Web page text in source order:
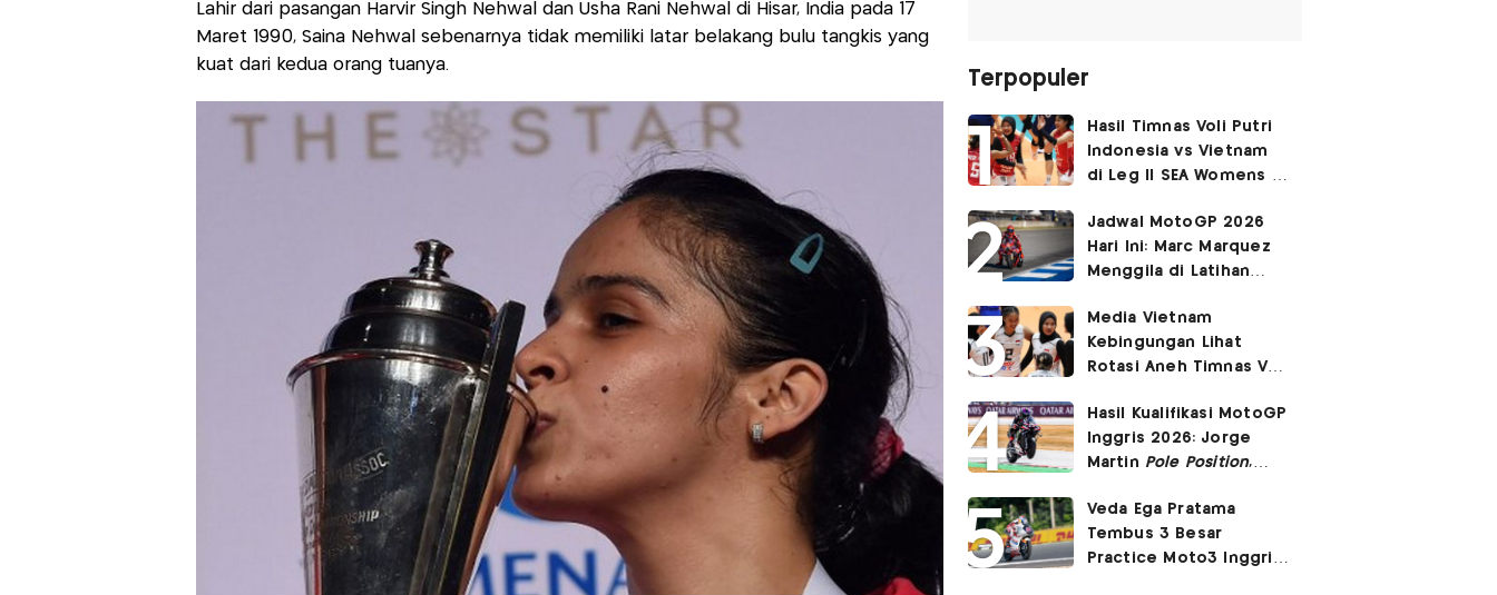
Lahir dari pasangan Harvir Singh Nehwal dan Usha Rani Nehwal di Hisar, India pada 17
Maret 1990, Saina Nehwal sebenarnya tidak memiliki latar belakang bulu tangkis yang
kuat dari kedua orang tuanya.
Terpopuler
Hasil Timnas Voli Putri
Indonesia vs Vietnam
di Leg II SEA Womens V
Garuda Pertiwi Menang
3-2
Jadwal MotoGP 2026
Hari Ini: Marc Marquez
Menggila di Latihan
Media Vietnam
Kebingungan Lihat
Rotasi Aneh Timnas Voli
SEA Womens V Cup
2026
Hasil Kualifikasi MotoGP
Inggris 2026: Jorge
Martin Pole Position,
Posisi 6!
Veda Ega Pratama
Tembus 3 Besar
Practice Moto3 Inggris